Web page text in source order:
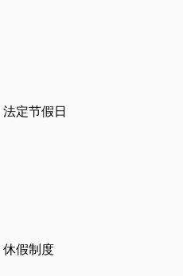
法定节假日
休假制度